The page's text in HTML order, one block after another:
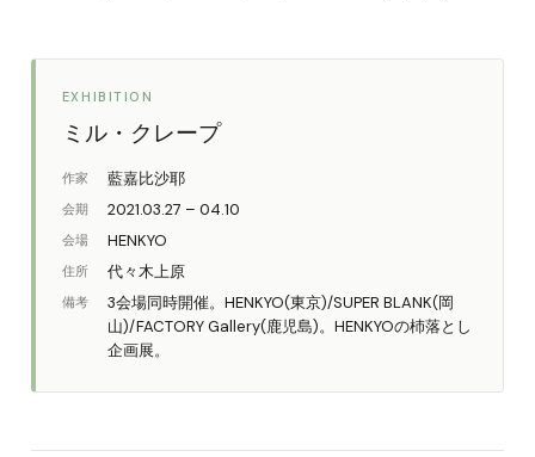
EXHIBITION
ミル・クレープ
作家 藍嘉比沙耶
会期 2021.03.27 – 04.10
会場 HENKYO
住所 代々木上原
備考
3会場同時開催。HENKYO(東京)/SUPER BLANK(岡
山)/FACTORY Gallery(鹿児島)。HENKYOの杮落とし
企画展。